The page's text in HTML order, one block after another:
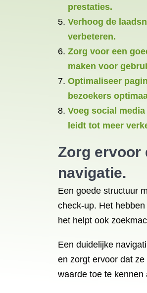
prestaties.
Verhoog de
verbeteren.
Zorg voor een
maken voor
Optimaliseer
bezoekers
Voeg social
leidt tot meer
Zorg ervoor
navigatie.
Een goede structuur
check-up. Het
het helpt ook
Een duidelijke
en zorgt ervoor dat
waarde toe te kennen